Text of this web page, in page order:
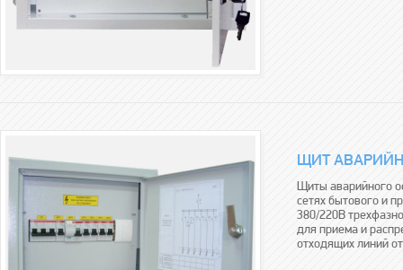
ЩИТ
Щиты аварийного
сетях бытового и
380/220В
для приема и
отходящих линий